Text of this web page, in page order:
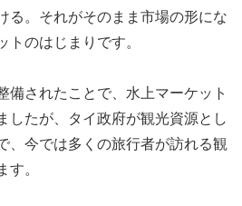
る。それがそのまま市場の形にな
トのはじまりです。
備されたことで、水上マーケット
したが、タイ政府が観光資源とし
、今では多くの旅行者が訪れる観
す。